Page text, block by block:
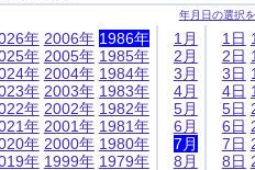
年月日の選択
年
年
年
年
年
年
年
年
2006年
2005年
2004年
2003年
2002年
2001年
2000年
1999年
1986年
1985年
1984年
1983年
1982年
1981年
1980年
1979年
1月
2月
3月
4月
5月
6月
7月
8月
1日
2日
3日
4日
5日
6日
7日
8日